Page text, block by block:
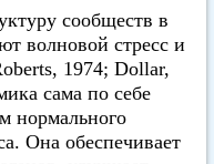
сообществ в
волновой стресс и
1974; Dollar,
сама по себе
нормального
Она обеспечивает